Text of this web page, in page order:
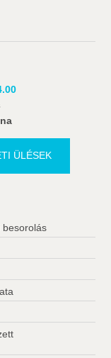
ÜLÉSEK
besorolás